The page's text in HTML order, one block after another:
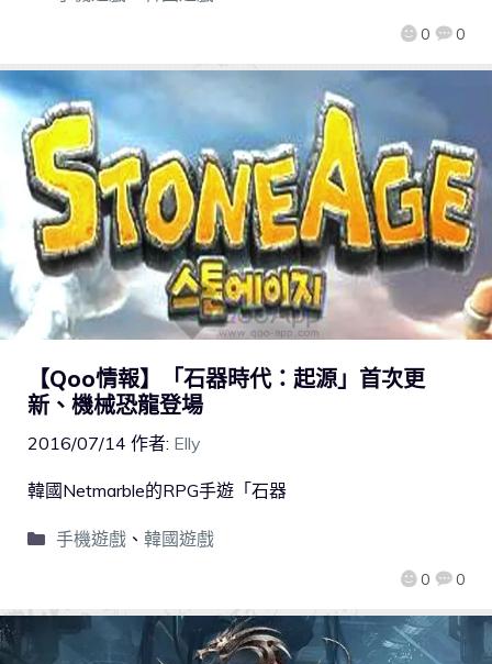
0 0
【Qoo情報】「石器時代：起源」首次更
新、機械恐龍登場
2016/07/14 作者: Elly
0 0
韓國Netmarble的RPG手遊「石器
手機遊戲、 韓國遊戲